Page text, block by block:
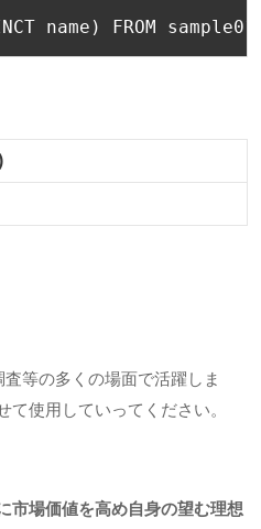
name ) FROM sample01
等の多くの場面で活躍しま
使用していってください。
市場価値を高め自身の望む理想